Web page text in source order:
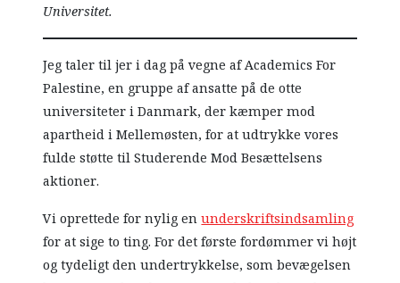
Universitet.
Jeg taler til jer i dag på vegne af Academics For
Palestine, en gruppe af ansatte på de otte
universiteter i Danmark, der kæmper mod
apartheid i Mellemøsten, for at udtrykke vores
fulde støtte til Studerende Mod Besættelsens
aktioner.
Vi oprettede for nylig enunderskriftsindsamling
for at sige to ting. For det første fordømmer vi højt
og tydeligt den undertrykkelse, som bevægelsen